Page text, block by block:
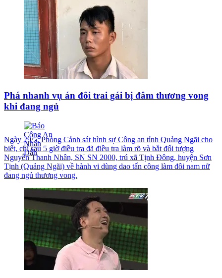
Phá nhanh vụ án đôi trai gái bị đâm thương vong
khi đang ngủ
Ngày 29/5, Phòng Cảnh sát hình sự Công an tỉnh Quảng Ngãi cho
biết, chỉ sau 5 giờ điều tra đã điều tra làm rõ và bắt đối tượng
Nguyễn Thanh Nhân, SN SN 2000, trú xã Tịnh Đông, huyện Sơn
Tịnh (Quảng Ngãi) về hành vi dùng dao tấn công làm đôi nam nữ
đang ngủ thương vong.